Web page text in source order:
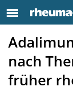
nach
früher